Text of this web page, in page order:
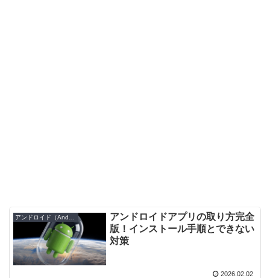
アンドロイド（Android）
アンドロイドアプリの取り方完全
版！インストール手順とできない
対策
2026.02.02